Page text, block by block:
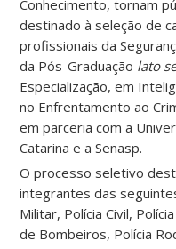
Conhecimento, tornam
destinado à seleção de
profissionais da
da Pós-Graduação lato
Especialização, em
no Enfrentamento ao
em parceria com a
Catarina e a Senasp.
O processo seletivo
integrantes das
Militar, Polícia Civil,
de Bombeiros, Polícia